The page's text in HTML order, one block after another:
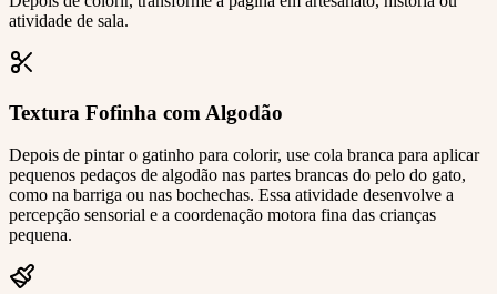
atividade de sala.
Textura Fofinha com Algodão
Depois de pintar o gatinho para colorir, use cola branca para aplicar
pequenos pedaços de algodão nas partes brancas do pelo do gato,
como na barriga ou nas bochechas. Essa atividade desenvolve a
percepção sensorial e a coordenação motora fina das crianças
pequena.